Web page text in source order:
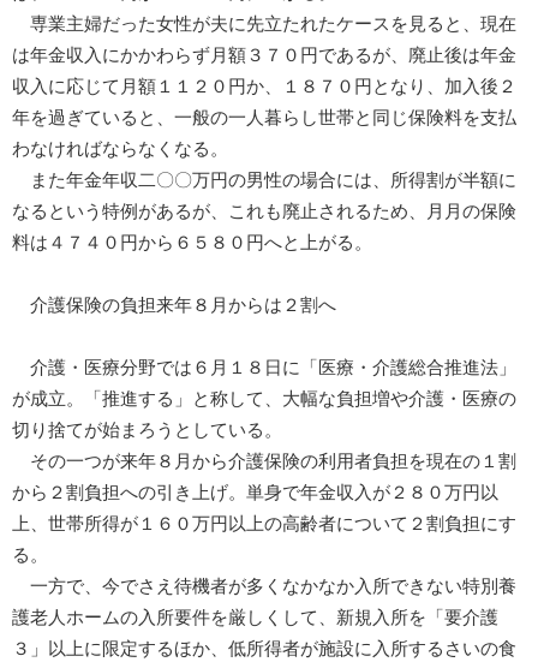
専業主婦だった女性が夫に先立たれたケースを見ると、現在
は年金収入にかかわらず月額３７０円であるが、廃止後は年金
収入に応じて月額１１２０円か、１８７０円となり、加入後２
年を過ぎていると、一般の一人暮らし世帯と同じ保険料を支払
わなければならなくなる。
また年金年収二〇〇万円の男性の場合には、所得割が半額に
なるという特例があるが、これも廃止されるため、月月の保険
料は４７４０円から６５８０円へと上がる。
介護保険の負担来年８月からは２割へ
介護・医療分野では６月１８日に「医療・介護総合推進法」
が成立。「推進する」と称して、大幅な負担増や介護・医療の
切り捨てが始まろうとしている。
その一つが来年８月から介護保険の利用者負担を現在の１割
から２割負担への引き上げ。単身で年金収入が２８０万円以
上、世帯所得が１６０万円以上の高齢者について２割負担にす
る。
一方で、今でさえ待機者が多くなかなか入所できない特別養
護老人ホームの入所要件を厳しくして、新規入所を「要介護
３」以上に限定するほか、低所得者が施設に入所するさいの食